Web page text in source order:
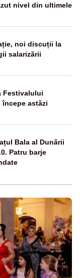
nivel din ultimele
noi discuții la
salarizării
Festivalului
începe astăzi
Bala al Dunării
Patru barje